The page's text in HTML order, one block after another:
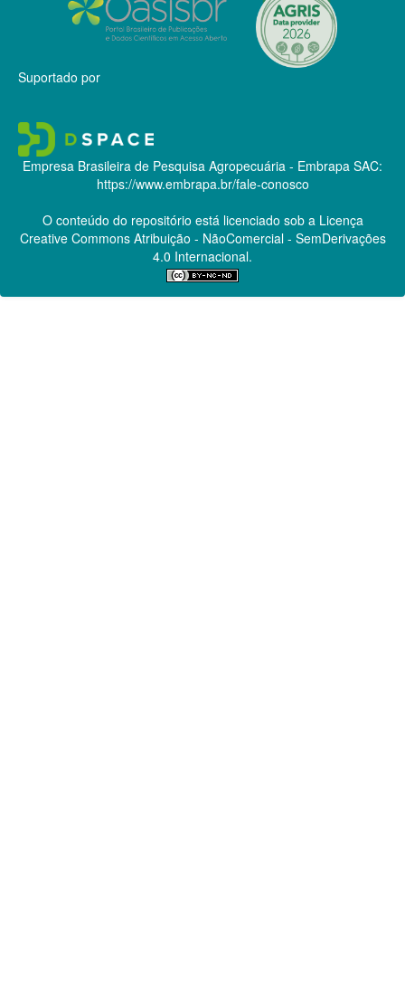
Suportado por
Empresa Brasileira de Pesquisa Agropecuária - Embrapa SAC:
https://www.embrapa.br/fale-conosco
O conteúdo do repositório está licenciado sob a Licença
Creative CommonsAtribuição - NãoComercial - SemDerivações
4.0 Internacional.